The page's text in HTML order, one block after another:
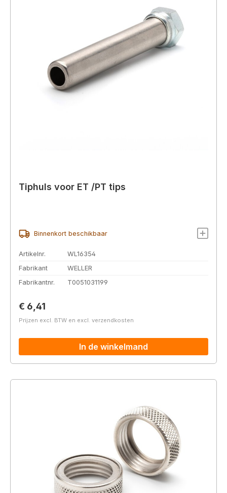
Tiphuls voor ET /PT tips
Binnenkort beschikbaar
Artikelnr.
WL16354
Fabrikant
WELLER
Fabrikantnr.
T0051031199
Normale prijs:
€ 6,41
Prijzen excl. BTW en excl. verzendkosten
In de winkelmand